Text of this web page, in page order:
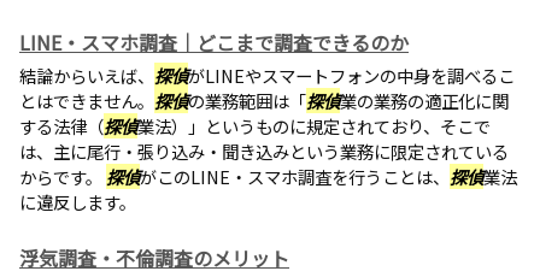
LINE・スマホ調査｜どこまで調査できるのか
結論からいえば、 探偵がLINEやスマートフォンの中身を調べるこ
とはできません。 探偵の業務範囲は「探偵業の業務の適正化に関
する法律（探偵業法）」というものに規定されており、そこで
は、主に尾行・張り込み・聞き込みという業務に限定されている
からです。 探偵がこのLINE・スマホ調査を行うことは、 探偵業法
に違反します。
浮気調査・不倫調査のメリット